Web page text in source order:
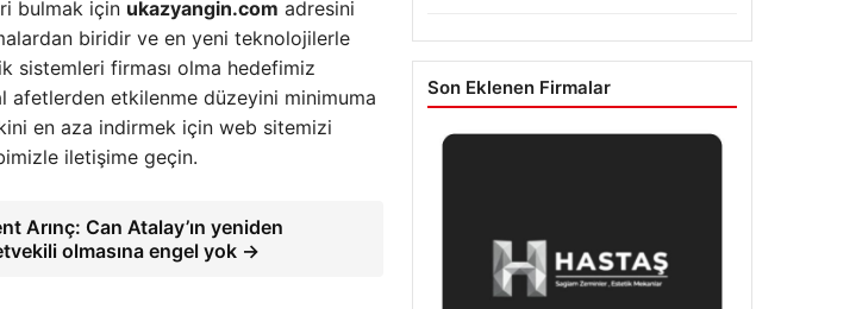
bulmak için ukazyangin.com adresini
biridir ve en yeni teknolojilerle
sistemleri firması olma hedefimiz
afetlerden etkilenme düzeyini minimuma
en aza indirmek için web sitemizi
iletişime geçin.
Arınç: Can Atalay’ın yeniden
olmasına engel yok →
Son Eklenen Firmalar